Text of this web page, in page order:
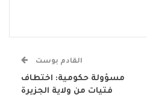
القادم بوست
مسؤولة حكومية: اختطاف
فتيات من ولاية الجزيرة